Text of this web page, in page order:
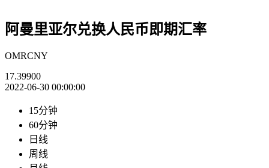
阿曼里亚尔兑换人民币即期汇率
OMRCNY
17.39900
2022-06-30 00:00:00
15分钟
60分钟
日线
周线